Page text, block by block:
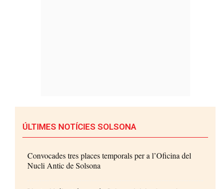
ÚLTIMES NOTÍCIES SOLSONA
Convocades tres places temporals per a l’Oficina del
Nucli Antic de Solsona